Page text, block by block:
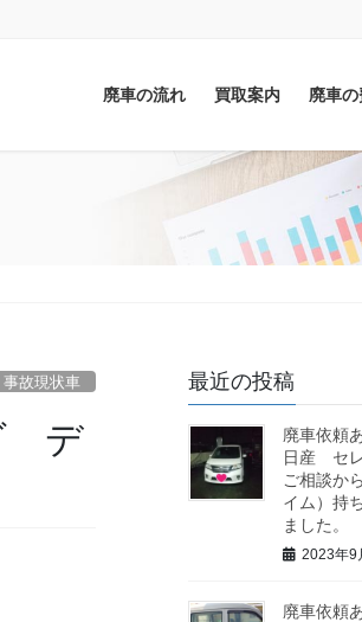
廃車の流れ 買取案内 廃車の
事故現状車
デ
最近の投稿
廃車依頼
日産 セ
ご相談か
イム）持
ました。
2023年9
廃車依頼